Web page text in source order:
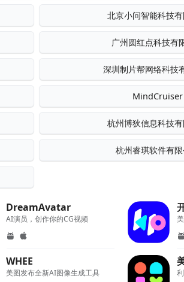
北京小问智能科技
广州圆红点科技有
深圳制片帮网络科技
MindCruiser
杭州博狄信息科技
杭州睿琪软件有限
DreamAvatar
AI演员，创作你的CG视频
WHEE
美图发布全新AI图像生成工具